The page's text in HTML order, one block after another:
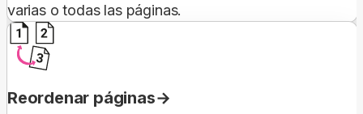
varias o todas las páginas.
Reordenar páginas